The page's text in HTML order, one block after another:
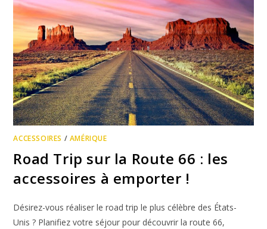
ACCESSOIRES / AMÉRIQUE
Road Trip sur la Route 66 : les
accessoires à emporter !
Désirez-vous réaliser le road trip le plus célèbre des États-
Unis ? Planifiez votre séjour pour découvrir la route 66,